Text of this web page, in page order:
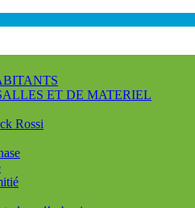
ET DE MATERIEL
Rossi